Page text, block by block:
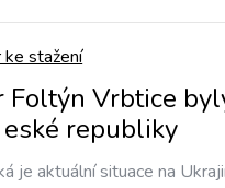
ke stažení
Foltýn Vrbtice
republiky
je aktuální situace na